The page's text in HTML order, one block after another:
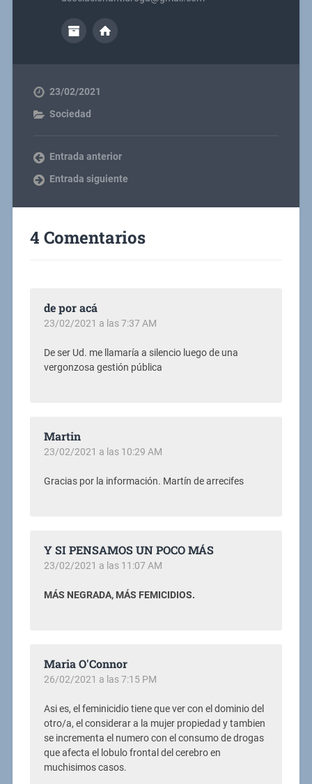
23/02/2021
Sociedad
Entrada anterior
Entrada siguiente
4 Comentarios
de por acá
23/02/2021 a las 7:37 AM
De ser Ud. me llamaría a silencio luego de una
vergonzosa gestión pública
Martin
23/02/2021 a las 10:29 AM
Gracias por la información. Martín de arrecifes
Y SI PENSAMOS UN POCO MÁS
23/02/2021 a las 11:07 AM
MÁS NEGRADA, MÁS FEMICIDIOS.
Maria O'Connor
26/02/2021 a las 7:15 PM
Asi es, el feminicidio tiene que ver con el dominio del
otro/a, el considerar a la mujer propiedad y tambien
se incrementa el numero con el consumo de drogas
que afecta el lobulo frontal del cerebro en
muchisimos casos.